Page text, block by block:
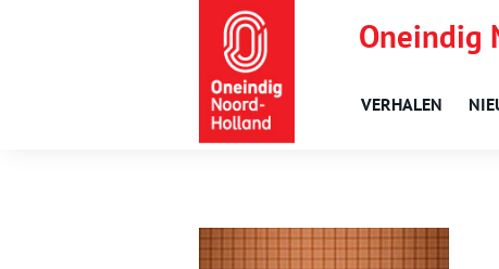
Oneindig
VERHALEN